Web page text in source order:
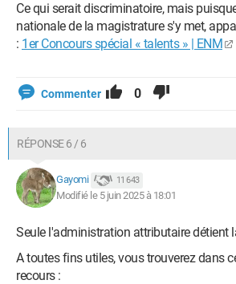
Ce qui serait discriminatoire, mais
nationale de la magistrature s'y met,
: 1er Concours spécial « talents » | ENM
Commenter 0
RÉPONSE 6 / 6
Gayomi 11 643
Modifié le 5 juin 2025 à 18:01
Seule l'administration attributaire détient
A toutes fins utiles, vous trouverez dans
recours :